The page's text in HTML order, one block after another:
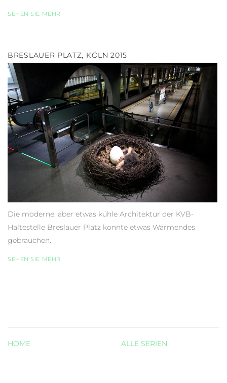
SEHEN SIE MEHR
BRESLAUER PLATZ, KÖLN 2015
Die moderne, aber etwas kühle Architektur der KVB-
Haltestelle Breslauer Platz konnte etwas Wärmendes
gebrauchen.
SEHEN SIE MEHR
HOME ALLE SERIEN